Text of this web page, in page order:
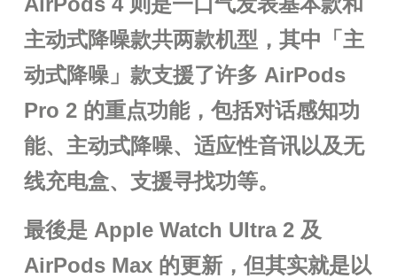
主动式降噪款共两款机型，其中「主
动式降噪」款支援了许多 AirPods
Pro 2 的重点功能，包括对话感知功
能、主动式降噪、适应性音讯以及无
线充电盒、支援寻找功等。
最後是 Apple Watch Ultra 2 及
AirPods Max 的更新，但其实就是以